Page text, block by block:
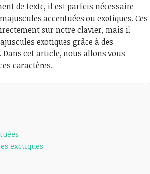
de texte, il est parfois nécessaire
accentuées ou exotiques. Ces
sur notre clavier, mais il
exotiques grâce à des
Dans cet article, nous allons vous
caractères.
exotiques